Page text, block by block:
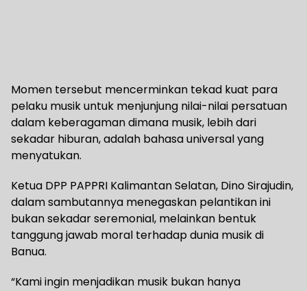
Momen tersebut mencerminkan tekad kuat para
pelaku musik untuk menjunjung nilai-nilai persatuan
dalam keberagaman dimana musik, lebih dari
sekadar hiburan, adalah bahasa universal yang
menyatukan.
Ketua DPP PAPPRI Kalimantan Selatan, Dino Sirajudin,
dalam sambutannya menegaskan pelantikan ini
bukan sekadar seremonial, melainkan bentuk
tanggung jawab moral terhadap dunia musik di
Banua.
“Kami ingin menjadikan musik bukan hanya